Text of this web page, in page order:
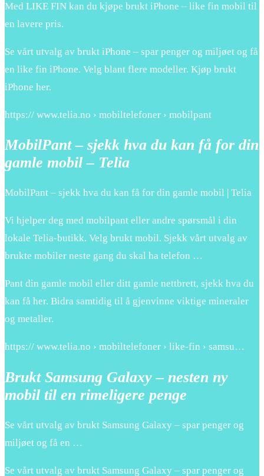
Med LIKE FIN kan du kjøpe brukt iPhone – like fin mobil til
en lavere pris.
Se vårt utvalg av brukt iPhone – spar penger og miljøet og få
en like fin iPhone. Velg blant flere modeller. Kjøp brukt
iPhone her.
https:// www.telia.no › mobiltelefoner › mobilpant
MobilPant – sjekk hva du kan få for din
gamle mobil – Telia
MobilPant – sjekk hva du kan få for din gamle mobil | Telia
Vi hjelper deg med mobilpant eller andre spørsmål i din
lokale Telia-butikk. Velg brukt mobil. Sjekk vårt utvalg av
brukte mobiler neste gang du skal ha telefon …
Pant din gamle mobil eller ditt gamle nettbrett, sjekk hva du
kan få her. Bidra samtidig til å gjenvinne viktige mineraler
og metaller.
https:// www.telia.no › mobiltelefoner › like-fin › samsu…
Brukt Samsung Galaxy – nesten ny
mobil til en rimeligere penge
Se vårt utvalg av brukt Samsung Galaxy – spar penger og
miljøet og få en …
Se vårt utvalg av brukt Samsung Galaxy – spar penger og